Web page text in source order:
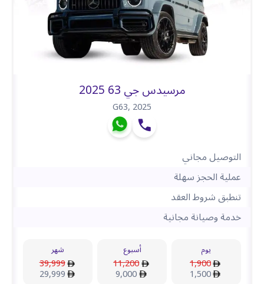
مرسيدس جي 63 2025
G63,2025
التوصيل مجاني
عملية الحجز سهلة
تنطبق شروط العقد
خدمة وصيانة مجانية
يوم
1,900
1,500
أسبوع
11,200
9,000
شهر
39,999
29,999